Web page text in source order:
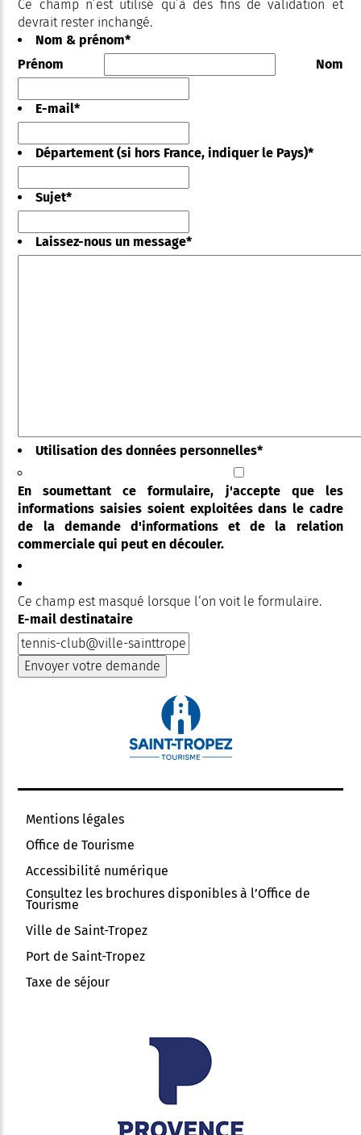
Ce champ n’est utilisé qu’à des fins de validation et
devrait rester inchangé.
Nom & prénom*
Prénom
Nom
E-mail*
Département (si hors France, indiquer le Pays)*
Sujet*
Laissez-nous un message*
Utilisation des données personnelles*
En soumettant ce formulaire, j'accepte que les
informations saisies soient exploitées dans le cadre
de la demande d'informations et de la relation
commerciale qui peut en découler.
Ce champ est masqué lorsque l‘on voit le formulaire.
E-mail destinataire
Mentions légales
Office de Tourisme
Accessibilité numérique
Consultez les brochures disponibles à l’Office de
Tourisme
Ville de Saint-Tropez
Port de Saint-Tropez
Taxe de séjour